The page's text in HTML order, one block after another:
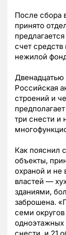
После сбора
принято
счет
нежилой
Двенадцатью
Российская
строений и
три снести и
Как пояснил
объекты,
охраной и не
властей —
зданиями,
заброшена.
семи
одноэтажных